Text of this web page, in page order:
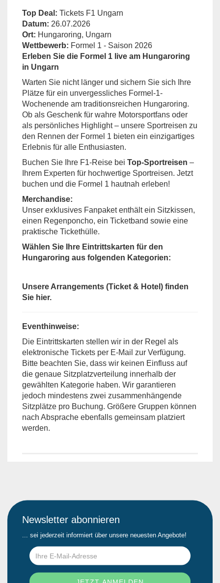
Top Deal: Tickets F1 Ungarn
Datum: 26.07.2026
Ort: Hungaroring, Ungarn
Wettbewerb: Formel 1 - Saison 2026
Erleben Sie die Formel 1 live am Hungaroring
in Ungarn
Warten Sie nicht länger und sichern Sie sich Ihre
Plätze für ein unvergessliches Formel-1-
Wochenende am traditionsreichen Hungaroring.
Ob als Geschenk für wahre Motorsportfans oder
als persönliches Highlight – unsere Sportreisen zu
den Rennen der Formel 1 bieten ein einzigartiges
Erlebnis für alle Enthusiasten.
Buchen Sie Ihre F1-Reise bei Top-Sportreisen –
Ihrem Experten für hochwertige Sportreisen. Jetzt
buchen und die Formel 1 hautnah erleben!
Merchandise:
Unser exklusives Fanpaket enthält ein Sitzkissen,
einen Regenponcho, ein Ticketband sowie eine
praktische Tickethülle.
Wählen Sie Ihre Eintrittskarten für den
Hungaroring aus folgenden Kategorien:
Unsere Arrangements (Ticket & Hotel) finden
Sie hier.
Eventhinweise:
Die Eintrittskarten stellen wir in der Regel als
elektronische Tickets per E-Mail zur Verfügung.
Bitte beachten Sie, dass wir keinen Einfluss auf
die genaue Sitzplatzverteilung innerhalb der
gewählten Kategorie haben. Wir garantieren
jedoch mindestens zwei zusammenhängende
Sitzplätze pro Buchung. Größere Gruppen können
nach Absprache ebenfalls gemeinsam platziert
werden.
Newsletter abonnieren
... sei jederzeit informiert über unsere neuesten Angebote!